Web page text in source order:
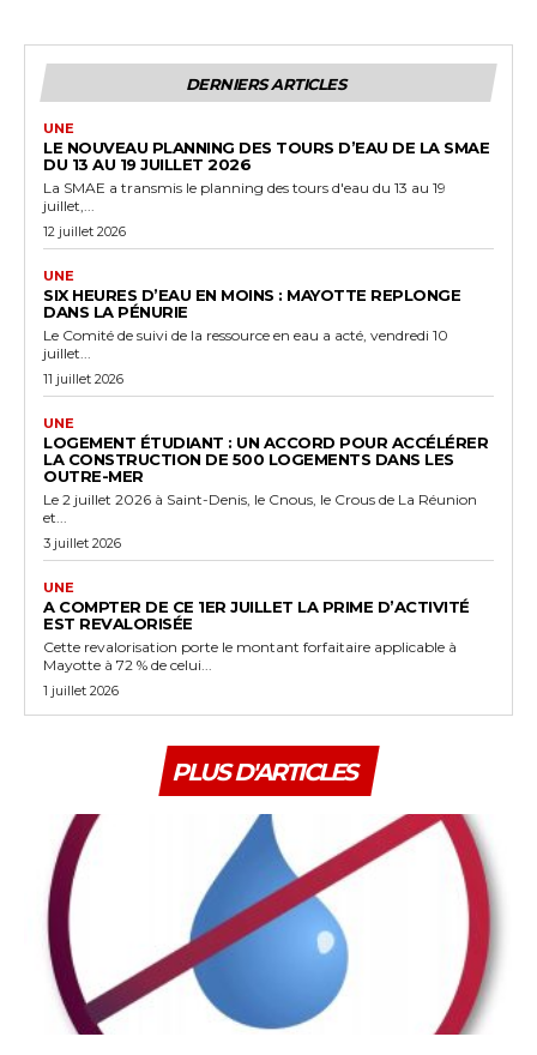
DERNIERS ARTICLES
UNE
LE NOUVEAU PLANNING DES TOURS D’EAU DE LA SMAE
DU 13 AU 19 JUILLET 2026
La SMAE a transmis le planning des tours d'eau du 13 au 19
juillet,...
12 juillet 2026
UNE
SIX HEURES D’EAU EN MOINS : MAYOTTE REPLONGE
DANS LA PÉNURIE
Le Comité de suivi de la ressource en eau a acté, vendredi 10
juillet...
11 juillet 2026
UNE
LOGEMENT ÉTUDIANT : UN ACCORD POUR ACCÉLÉRER
LA CONSTRUCTION DE 500 LOGEMENTS DANS LES
OUTRE-MER
Le 2 juillet 2026 à Saint-Denis, le Cnous, le Crous de La Réunion
et...
3 juillet 2026
UNE
A COMPTER DE CE 1ER JUILLET LA PRIME D’ACTIVITÉ
EST REVALORISÉE
Cette revalorisation porte le montant forfaitaire applicable à
Mayotte à 72 % de celui...
1 juillet 2026
PLUS D'ARTICLES